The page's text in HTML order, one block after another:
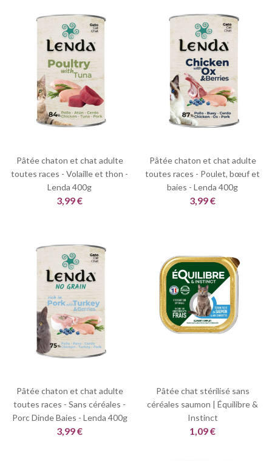
Pâtée chaton et chat adulte
toutes races - Volaille et thon -
Lenda 400g
3,99 €
Pâtée chaton et chat adulte
toutes races - Poulet, bœuf et
baies - Lenda 400g
3,99 €
Pâtée chaton et chat adulte
toutes races - Sans céréales -
Porc Dinde Baies - Lenda 400g
3,99 €
Pâtée chat stérilisé sans
céréales saumon | Équilibre &
Instinct
1,09 €